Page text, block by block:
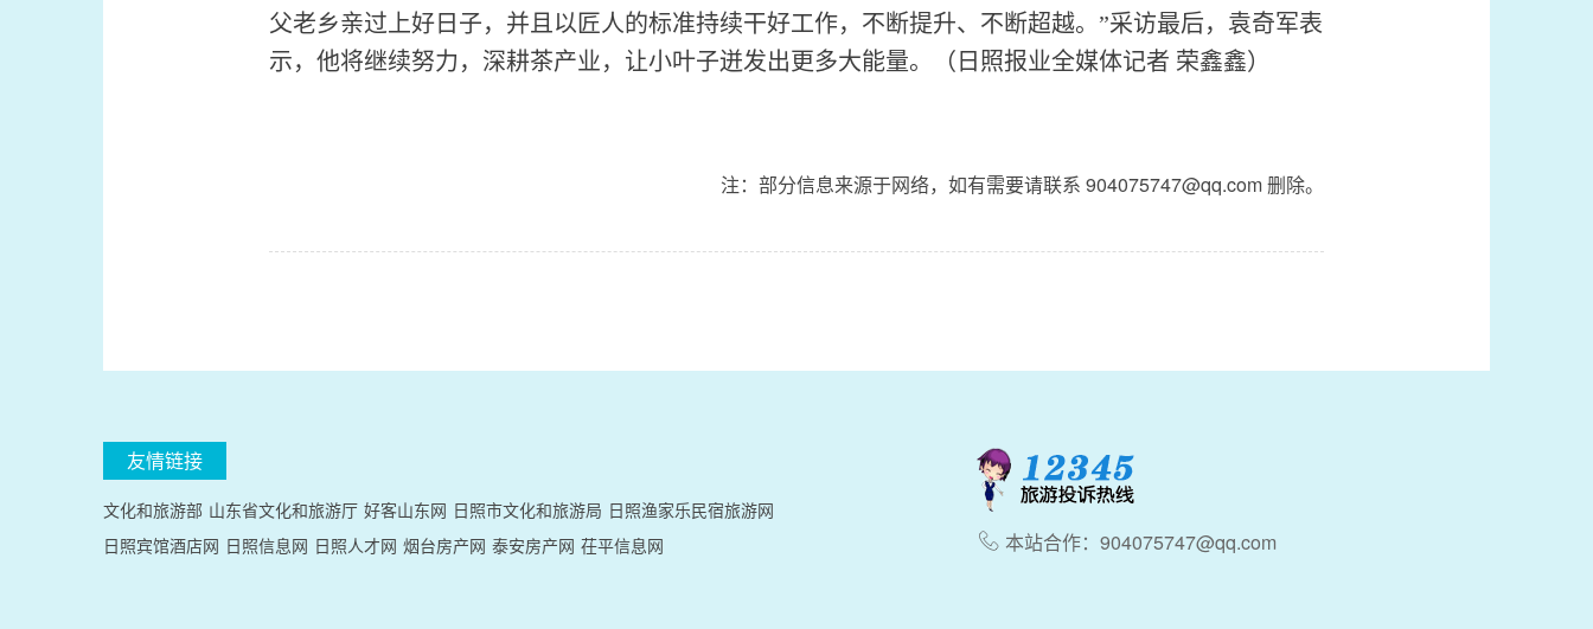
父老乡亲过上好日子，并且以匠人的标准持续干好工作，不断提升、不断超越。”采访最后，袁奇军表
示，他将继续努力，深耕茶产业，让小叶子迸发出更多大能量。（日照报业全媒体记者 荣鑫鑫）
注：部分信息来源于网络，如有需要请联系 904075747@qq.com 删除。
友情链接
文化和旅游部 山东省文化和旅游厅 好客山东网 日照市文化和旅游局 日照渔家乐民宿旅游网
日照宾馆酒店网 日照信息网 日照人才网 烟台房产网 泰安房产网 茌平信息网  本站合作：904075747@qq.com